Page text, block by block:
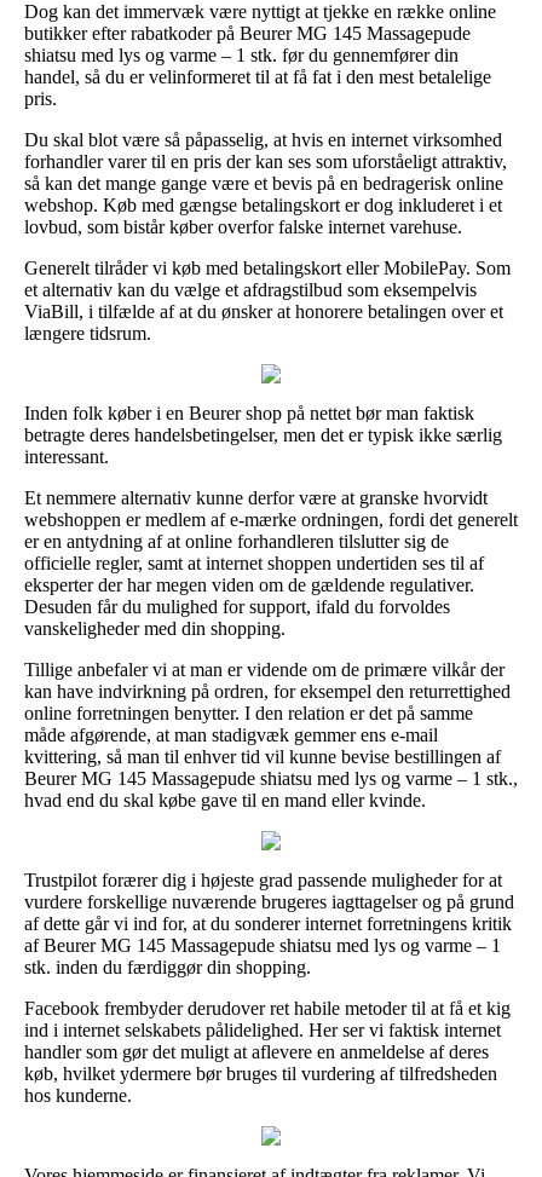
Dog kan det immervæk være nyttigt at tjekke en række online
butikker efter rabatkoder på Beurer MG 145 Massagepude
shiatsu med lys og varme – 1 stk. før du gennemfører din
handel, så du er velinformeret til at få fat i den mest betalelige
pris.
Du skal blot være så påpasselig, at hvis en internet virksomhed
forhandler varer til en pris der kan ses som uforståeligt attraktiv,
så kan det mange gange være et bevis på en bedragerisk online
webshop. Køb med gængse betalingskort er dog inkluderet i et
lovbud, som bistår køber overfor falske internet varehuse.
Generelt tilråder vi køb med betalingskort eller MobilePay. Som
et alternativ kan du vælge et afdragstilbud som eksempelvis
ViaBill, i tilfælde af at du ønsker at honorere betalingen over et
længere tidsrum.
Inden folk køber i en Beurer shop på nettet bør man faktisk
betragte deres handelsbetingelser, men det er typisk ikke særlig
interessant.
Et nemmere alternativ kunne derfor være at granske hvorvidt
webshoppen er medlem af e-mærke ordningen, fordi det generelt
er en antydning af at online forhandleren tilslutter sig de
officielle regler, samt at internet shoppen undertiden ses til af
eksperter der har megen viden om de gældende regulativer.
Desuden får du mulighed for support, ifald du forvoldes
vanskeligheder med din shopping.
Tillige anbefaler vi at man er vidende om de primære vilkår der
kan have indvirkning på ordren, for eksempel den returrettighed
online forretningen benytter. I den relation er det på samme
måde afgørende, at man stadigvæk gemmer ens e-mail
kvittering, så man til enhver tid vil kunne bevise bestillingen af
Beurer MG 145 Massagepude shiatsu med lys og varme – 1 stk.,
hvad end du skal købe gave til en mand eller kvinde.
Trustpilot forærer dig i højeste grad passende muligheder for at
vurdere forskellige nuværende brugeres iagttagelser og på grund
af dette går vi ind for, at du sonderer internet forretningens kritik
af Beurer MG 145 Massagepude shiatsu med lys og varme – 1
stk. inden du færdiggør din shopping.
Facebook frembyder derudover ret habile metoder til at få et kig
ind i internet selskabets pålidelighed. Her ser vi faktisk internet
handler som gør det muligt at aflevere en anmeldelse af deres
køb, hvilket ydermere bør bruges til vurdering af tilfredsheden
hos kunderne.